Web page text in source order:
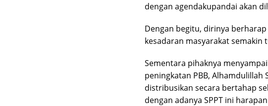
dengan agendakupandai akan
Dengan begitu, dirinya
kesadaran masyarakat semakin
Sementara pihaknya
peningkatan PBB, Alhamdulillah
distribusikan secara bertahap
dengan adanya SPPT ini